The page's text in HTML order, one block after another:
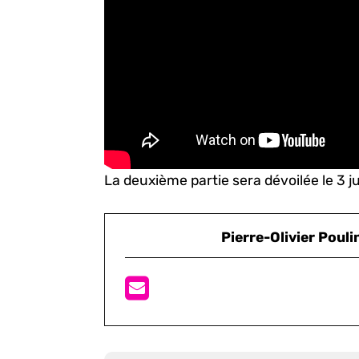
La deuxième partie sera dévoilée le 3
Pierre-Olivier